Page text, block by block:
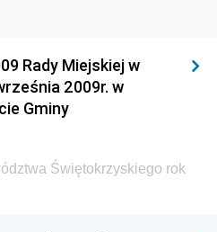
Budownictwa i Przemysłu
Infrastruktury i Rozwoju
Inspektoratu Ochrony
Dyrekcji Ochrony
Rady Miejskiej w
2009r. w
Gminy
Świętokrzyskiego rok